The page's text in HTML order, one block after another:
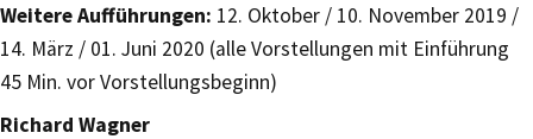
Weitere Aufführungen: 12. Oktober / 10. November 2019 /
14. März / 01. Juni 2020 (alle Vorstellungen mit Einführung
45 Min. vor Vorstellungsbeginn)
Richard Wagner